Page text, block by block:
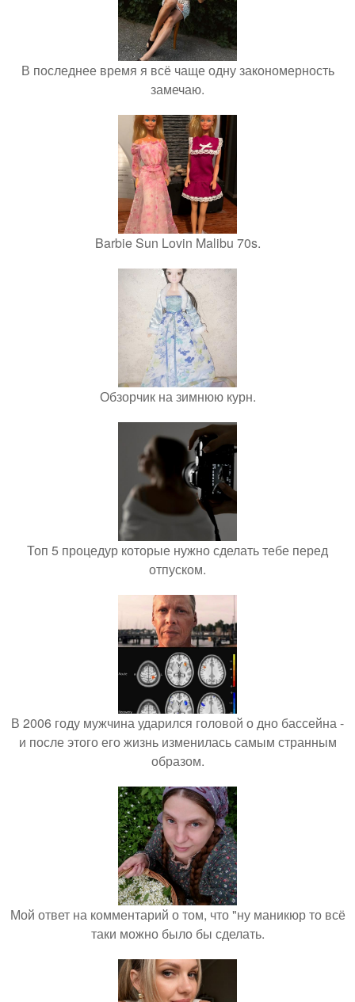
В последнее время я всё чаще одну закономерность
замечаю.
Barbie Sun Lovin Malibu 70s.
Обзорчик на зимнюю курн.
Топ 5 процедур которые нужно сделать тебе перед
отпуском.
В 2006 году мужчина ударился головой о дно бассейна -
и после этого его жизнь изменилась самым странным
образом.
Мой ответ на комментарий о том, что "ну маникюр то всё
таки можно было бы сделать.